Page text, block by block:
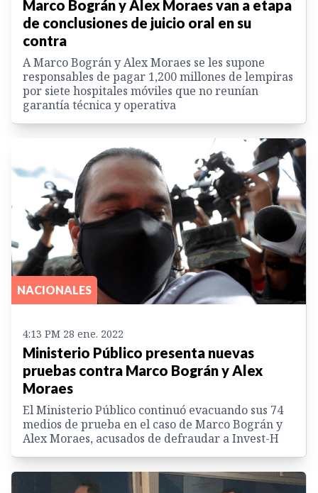
Marco Bográn y Alex Moraes van a etapa
de conclusiones de juicio oral en su
contra
A Marco Bográn y Alex Moraes se les supone
responsables de pagar 1,200 millones de lempiras
por siete hospitales móviles que no reunían
garantía técnica y operativa
NACIONALES
4:13 PM 28 ene. 2022
Ministerio Público presenta nuevas
pruebas contra Marco Bográn y Alex
Moraes
El Ministerio Público continuó evacuando sus 74
medios de prueba en el caso de Marco Bográn y
Alex Moraes, acusados de defraudar a Invest-H